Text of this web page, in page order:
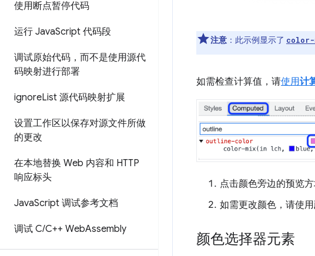
使用断点暂停代码
运行 JavaScript 代码段
调试原始代码，而不是使用源代
码映射进行部署
ignoreList 源代码映射扩展
设置工作区以保存对源文件所做
的更改
在本地替换 Web 内容和 HTTP
响应标头
JavaScript 调试参考文档
调试 C/C++ WebAssembly
注意 ：此示例显示了 color-
如需检查计算值，请使用计
点击颜色旁边的预览
如需更改颜色，请使用
颜色选择器元素